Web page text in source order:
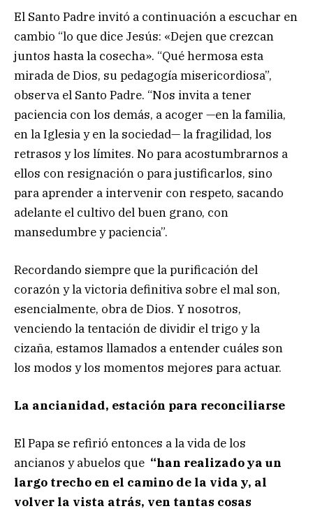
El Santo Padre invitó a continuación a escuchar en
cambio “lo que dice Jesús: «Dejen que crezcan
juntos hasta la cosecha». “Qué hermosa esta
mirada de Dios, su pedagogía misericordiosa”,
observa el Santo Padre. “Nos invita a tener
paciencia con los demás, a acoger —en la familia,
en la Iglesia y en la sociedad— la fragilidad, los
retrasos y los límites. No para acostumbrarnos a
ellos con resignación o para justificarlos, sino
para aprender a intervenir con respeto, sacando
adelante el cultivo del buen grano, con
mansedumbre y paciencia”.
Recordando siempre que la purificación del
corazón y la victoria definitiva sobre el mal son,
esencialmente, obra de Dios. Y nosotros,
venciendo la tentación de dividir el trigo y la
cizaña, estamos llamados a entender cuáles son
los modos y los momentos mejores para actuar.
La ancianidad, estación para reconciliarse
El Papa se refirió entonces a la vida de los
ancianos y abuelos que “han realizado ya un
largo trecho en el camino de la vida y, al
volver la vista atrás, ven tantas cosas